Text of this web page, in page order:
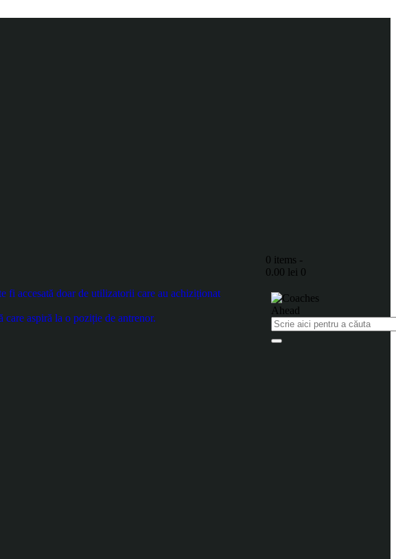
fi accesată doar de utilizatorii care au achiziționat
aspiră la o poziție de antrenor.
0 items -
0.00 lei 0